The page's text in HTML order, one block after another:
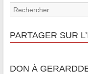
PARTAGER SUR
DON À